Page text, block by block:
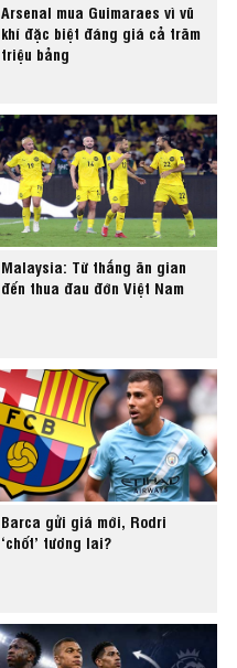
Arsenal mua Guimaraes vì vũ
khí đặc biệt đáng giá cả trăm
triệu bảng
Malaysia: Từ thắng ăn gian
đến thua đau đớn Việt Nam
Barca gửi giá mới, Rodri
‘chốt’ tương lai?